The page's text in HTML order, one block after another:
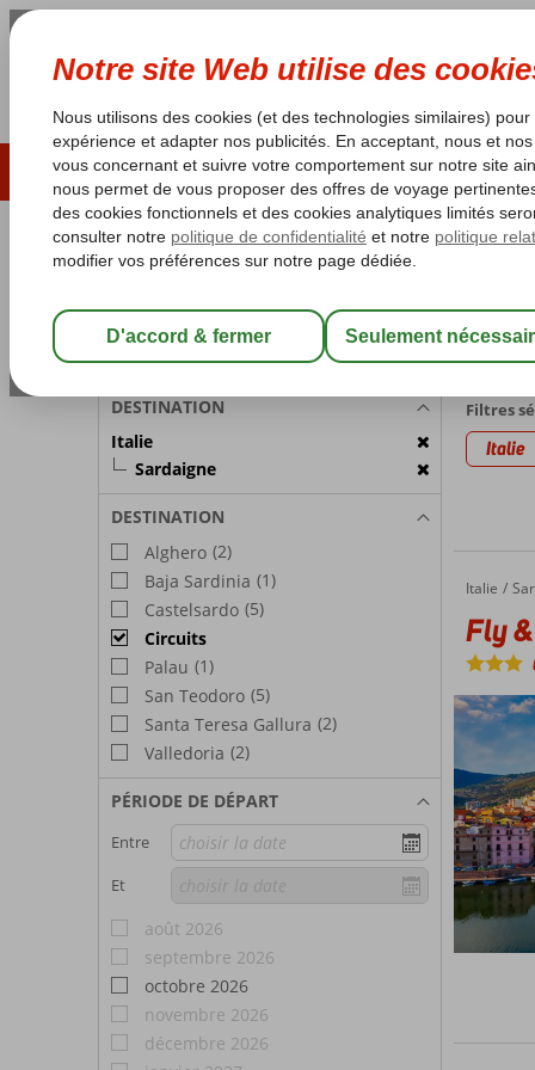
ÉTÉ 2026 LAST MINUTES
Les garanties de vacances Garantie du prix le plus
Chambre 1: 2 Personnes
Modifier les participants
DESTINATION
Italie
Sardaigne
DESTINATION
Alghero (2)
Baja Sardinia (1)
Castelsardo (5)
Circuits
Palau (1)
San Teodoro (5)
Santa Teresa Gallura (2)
Valledoria (2)
PÉRIODE DE DÉPART
Entre
Et
août 2026
septembre 2026
octobre 2026
novembre 2026
décembre 2026
à partir
Filtres
Italie
Accueil
Italie
Fly & Drive Sardaigne 3*
Fly